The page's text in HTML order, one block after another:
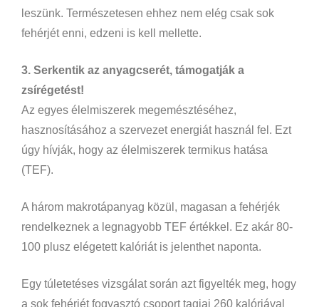
leszünk. Természetesen ehhez nem elég csak sok
fehérjét enni, edzeni is kell mellette.
3. Serkentik az anyagcserét, támogatják a
zsírégetést!
Az egyes élelmiszerek megemésztéséhez,
hasznosításához a szervezet energiát használ fel. Ezt
úgy hívják, hogy az élelmiszerek termikus hatása
(TEF).
A három makrotápanyag közül, magasan a fehérjék
rendelkeznek a legnagyobb TEF értékkel. Ez akár 80-
100 plusz elégetett kalóriát is jelenthet naponta.
Egy túletetéses vizsgálat során azt figyelték meg, hogy
a sok fehérjét fogyasztó csoport tagjai 260 kalóriával